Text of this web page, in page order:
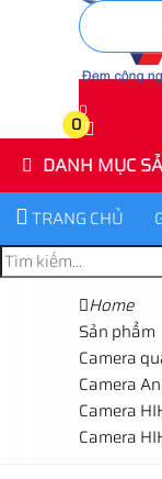
0
0
DANH MỤC
TRANG CHỦ
Home
Sản phẩm
Camera
Camera
Camera
Camera